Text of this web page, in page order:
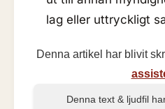
lag eller uttryckligt
Denna artikel har blivit
Denna text & ljudfil